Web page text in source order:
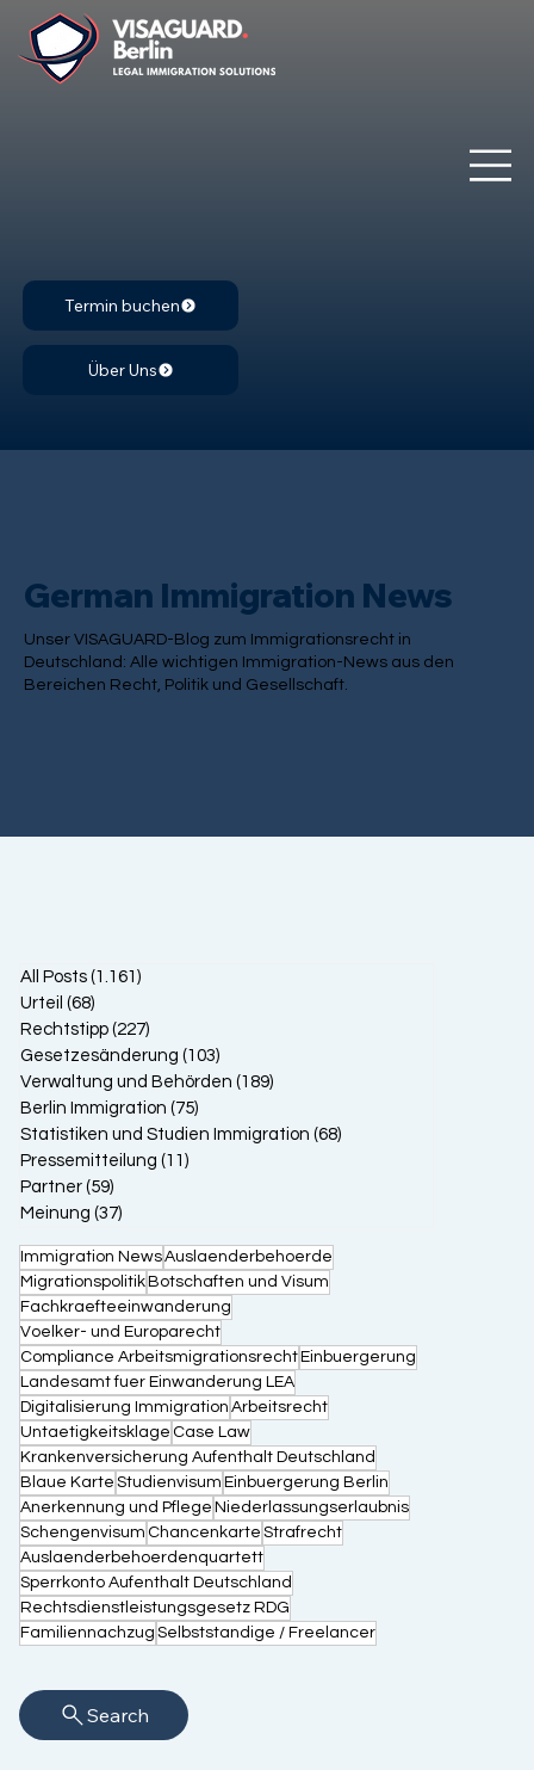
Termin buchen
Über Uns
German Immigration News
Unser VISAGUARD-Blog zum Immigrationsrecht in
Deutschland: Alle wichtigen Immigration-News aus den
Bereichen Recht, Politik und Gesellschaft.
All Posts (1.161)
Urteil (68)
Rechtstipp (227)
Gesetzesänderung (103)
Verwaltung und Behörden (189)
Berlin Immigration (75)
Statistiken und Studien Immigration (68)
Pressemitteilung (11)
Partner (59)
Meinung (37)
Immigration NewsAuslaenderbehoerde
MigrationspolitikBotschaften und Visum
Fachkraefteeinwanderung
Voelker- und Europarecht
Compliance ArbeitsmigrationsrechtEinbuergerung
Landesamt fuer Einwanderung LEA
Digitalisierung Immigration Arbeitsrecht
Untaetigkeitsklage Case Law
Krankenversicherung Aufenthalt Deutschland
Blaue Karte Studienvisum Einbuergerung Berlin
Anerkennung und Pflege Niederlassungserlaubnis
Schengenvisum Chancenkarte Strafrecht
Auslaenderbehoerdenquartett
Sperrkonto Aufenthalt Deutschland
Rechtsdienstleistungsgesetz RDG
Familiennachzug Selbststandige / Freelancer
Search